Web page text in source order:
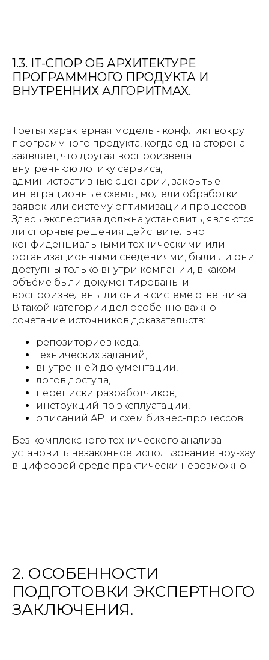
1.3. IT-СПОР ОБ АРХИТЕКТУРЕ
ПРОГРАММНОГО ПРОДУКТА И
ВНУТРЕННИХ АЛГОРИТМАХ.
Третья характерная модель - конфликт вокруг
программного продукта, когда одна сторона
заявляет, что другая воспроизвела
внутреннюю логику сервиса,
административные сценарии, закрытые
интеграционные схемы, модели обработки
заявок или систему оптимизации процессов.
Здесь экспертиза должна установить, являются
ли спорные решения действительно
конфиденциальными техническими или
организационными сведениями, были ли они
доступны только внутри компании, в каком
объёме были документированы и
воспроизведены ли они в системе ответчика.
В такой категории дел особенно важно
сочетание источников доказательств:
репозиториев кода,
технических заданий,
внутренней документации,
логов доступа,
переписки разработчиков,
инструкций по эксплуатации,
описаний API и схем бизнес-процессов.
Без комплексного технического анализа
установить незаконное использование ноу-хау
в цифровой среде практически невозможно.
2. ОСОБЕННОСТИ
ПОДГОТОВКИ ЭКСПЕРТНОГО
ЗАКЛЮЧЕНИЯ.